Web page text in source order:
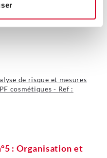
en industrie
de risque et mesures
cosmétiques - Ref :
: Organisation et